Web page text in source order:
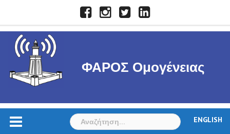
FacebookInstagramTwitterLinkedIn
ΦΑΡΟΣ Ομογένειας
ENGLISH
Αναζήτηση
για: